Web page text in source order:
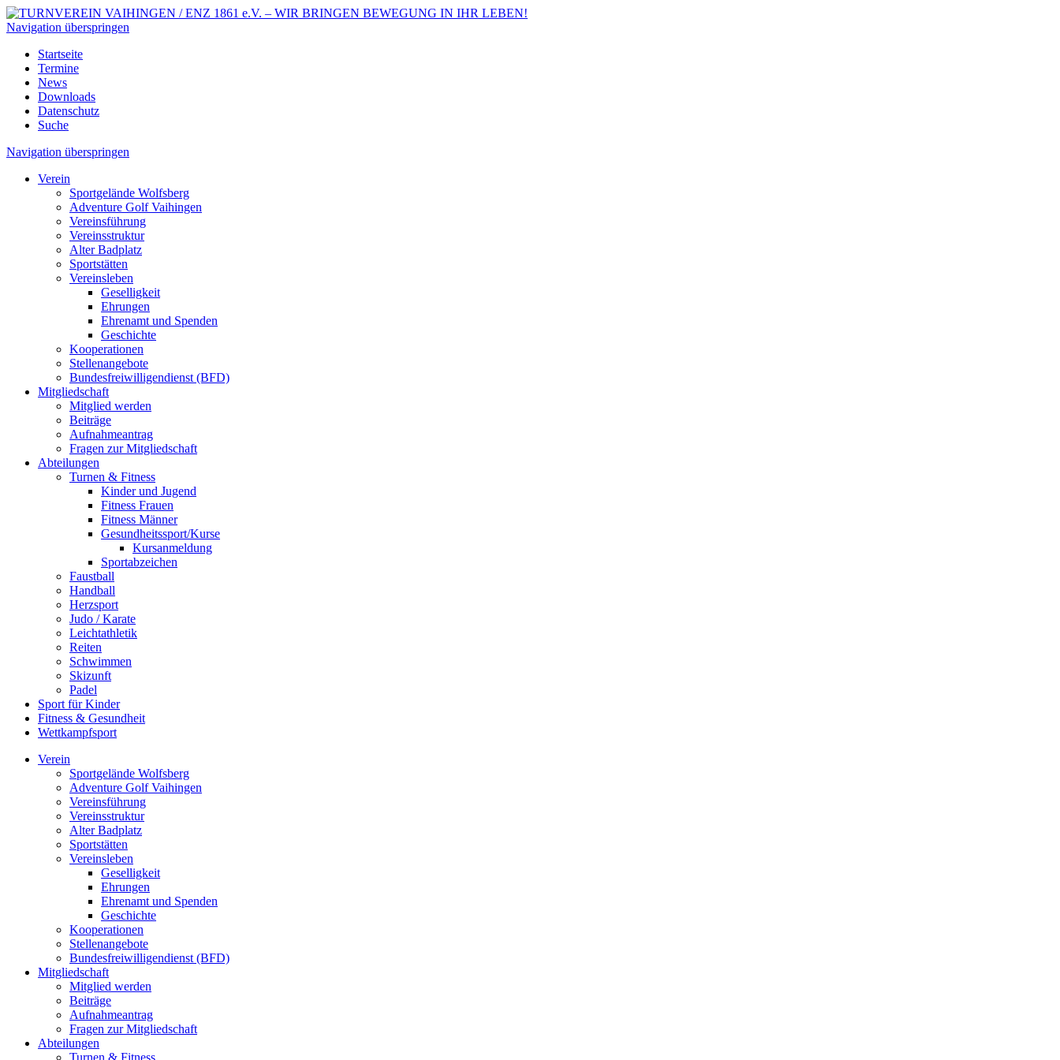
Navigation überspringen
Startseite
Termine
News
Downloads
Datenschutz
Suche
Navigation überspringen
Verein
Sportgelände Wolfsberg
Adventure Golf Vaihingen
Vereinsführung
Vereinsstruktur
Alter Badplatz
Sportstätten
Vereinsleben
Geselligkeit
Ehrungen
Ehrenamt und Spenden
Geschichte
Kooperationen
Stellenangebote
Bundesfreiwilligendienst (BFD)
Mitgliedschaft
Mitglied werden
Beiträge
Aufnahmeantrag
Fragen zur Mitgliedschaft
Abteilungen
Turnen & Fitness
Kinder und Jugend
Fitness Frauen
Fitness Männer
Gesundheitssport/Kurse
Kursanmeldung
Sportabzeichen
Faustball
Handball
Herzsport
Judo / Karate
Leichtathletik
Reiten
Schwimmen
Skizunft
Padel
Sport für Kinder
Fitness & Gesundheit
Wettkampfsport
Verein
Sportgelände Wolfsberg
Adventure Golf Vaihingen
Vereinsführung
Vereinsstruktur
Alter Badplatz
Sportstätten
Vereinsleben
Geselligkeit
Ehrungen
Ehrenamt und Spenden
Geschichte
Kooperationen
Stellenangebote
Bundesfreiwilligendienst (BFD)
Mitgliedschaft
Mitglied werden
Beiträge
Aufnahmeantrag
Fragen zur Mitgliedschaft
Abteilungen
Turnen & Fitness